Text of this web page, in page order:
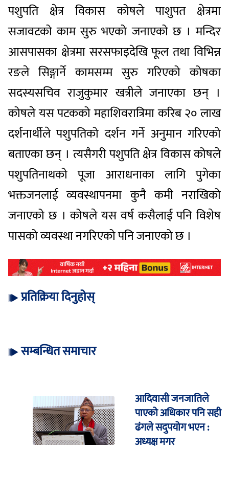
पशुपति क्षेत्र विकास कोषले पाशुपत क्षेत्रमा
सजावटको काम सुरु भएको जनाएको छ । मन्दिर
आसपासका क्षेत्रमा सरसफाइदेखि फूल तथा विभिन्न
रङले सिङ्गार्ने कामसम्म सुरु गरिएको कोषका
सदस्यसचिव राजुकुमार खत्रीले जनाएका छन् ।
कोषले यस पटकको महाशिवरात्रिमा करिब २० लाख
दर्शनार्थीले पशुपतिको दर्शन गर्ने अनुमान गरिएको
बताएका छन् । त्यसैगरी पशुपति क्षेत्र विकास कोषले
पशुपतिनाथको पूजा आराधनाका लागि पुगेका
भक्तजनलाई व्यवस्थापनमा कुनै कमी नराखिको
जनाएको छ । कोषले यस वर्ष कसैलाई पनि विशेष
पासको व्यवस्था नगरिएको पनि जनाएको छ ।
प्रतिक्रिया दिनुहोस्
सम्बन्धित समाचार
आदिवासी जनजातिले
पाएको अधिकार पनि सही
ढंगले सदुपयोग भएन :
अध्यक्ष मगर